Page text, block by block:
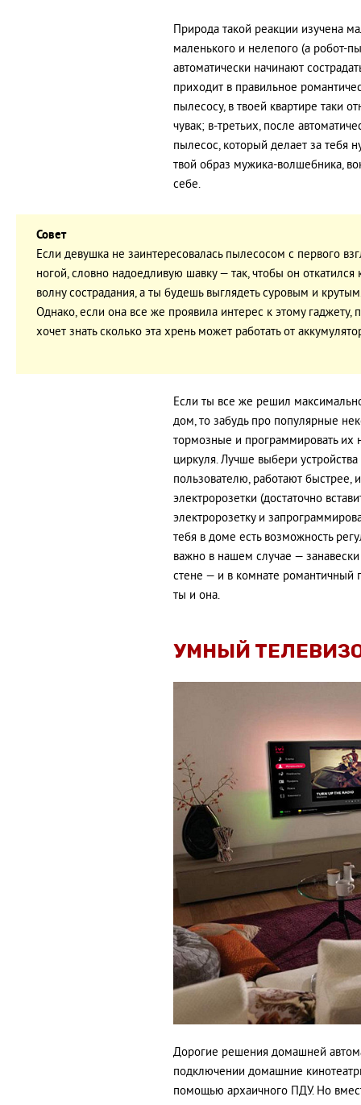
Природа такой реакции изучена
маленького и нелепого (а робот-
автоматически начинают
приходит в правильное
пылесосу, в твоей квартире таки
чувак; в-третьих, после
пылесос, который делает за тебя
твой образ мужика-волшебника,
себе.
Совет
Если девушка не заинтересовалась пылесосом с первого
ногой, словно надоедливую шавку — так, чтобы он
волну сострадания, а ты будешь выглядеть суровым и
Однако, если она все же проявила интерес к этому гаджету,
хочет знать сколько эта хрень может работать от
Если ты все же решил
дом, то забудь про популярные
тормозные и программировать
циркуля. Лучше выбери
пользователю, работают
электророзетки (достаточно
электророзетку и
тебя в доме есть возможность
важно в нашем случае —
стене — и в комнате романтичный
ты и она.
УМНЫЙ
Дорогие решения домашней
подключении домашние
помощью архаичного ПДУ. Но